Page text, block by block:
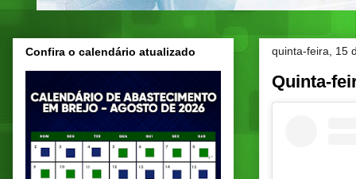
quinta-feira, 15
Quinta-
Confira o calendário atualizado